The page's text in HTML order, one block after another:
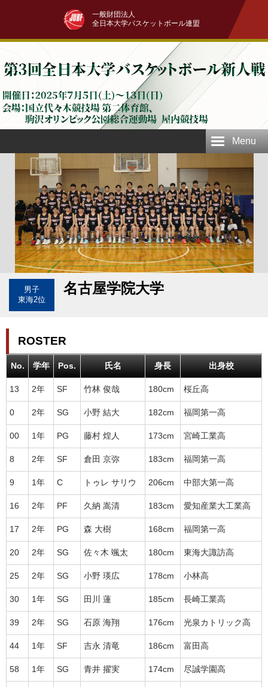
一般財団法人
全日本大学バスケットボール連盟
Menu
男子
東海2位
名古屋学院大学
ROSTER
No. 学年 Pos. 氏名 身長 出身校
13 2年 SF 竹林 俊哉 180cm 桜丘高
0 2年 SG 小野 結大 182cm 福岡第一高
00 1年 PG 藤村 煌人 173cm 宮崎工業高
8 2年 SF 倉田 京弥 183cm 福岡第一高
9 1年 C トゥレ サリウ 206cm 中部大第一高
16 2年 PF 久納 嵩清 183cm 愛知産業大工業高
17 2年 PG 森 大樹 168cm 福岡第一高
20 2年 SG 佐々木 颯太 180cm 東海大諏訪高
25 2年 SG 小野 瑛広 178cm 小林高
30 1年 SG 田川 蓮 185cm 長崎工業高
39 2年 SG 石原 海翔 176cm 光泉カトリック高
44 1年 SF 吉永 清竜 186cm 富田高
58 1年 SG 青井 擢実 174cm 尽誠学園高